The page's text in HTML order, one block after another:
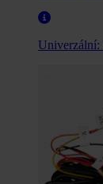
Univerzální: